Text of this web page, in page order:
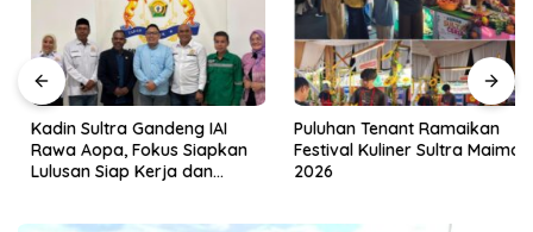
Kadin Sultra Gandeng IAI
Rawa Aopa, Fokus Siapkan
Lulusan Siap Kerja dan
Puluhan Tenant Ramaikan
Festival Kuliner Sultra Maimo
2026